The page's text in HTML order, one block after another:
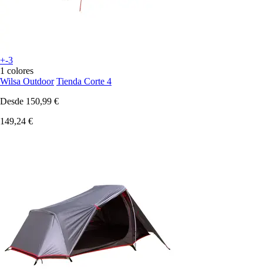
+-3
1 colores
Wilsa Outdoor Tienda Corte 4
Desde 150,99 €
149,24 €